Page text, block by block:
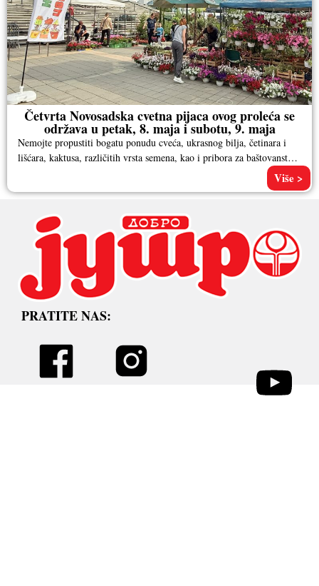
Četvrta Novosadska cvetna pijaca ovog proleća se
održava u petak, 8. maja i subotu, 9. maja
Nemojte propustiti bogatu ponudu cveća, ukrasnog bilja, četinara i
lišćara, kaktusa, različitih vrsta semena, kao i pribora za baštovanstvo.
Više >
PRATITE NAS: